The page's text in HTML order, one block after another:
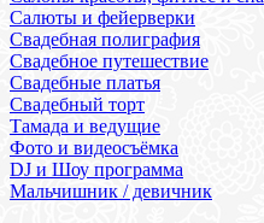
Салюты и фейерверки
Свадебная полиграфия
Свадебное путешествие
Свадебные платья
Свадебный торт
Тамада и ведущие
Фото и видеосъёмка
DJ и Шоу программа
Мальчишник / девичник